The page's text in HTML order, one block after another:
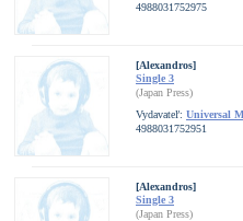
4988031752975
[Alexandros]
Single 3
(Japan Press)
Vydavateľ: Universal
4988031752951
[Alexandros]
Single 3
(Japan Press)